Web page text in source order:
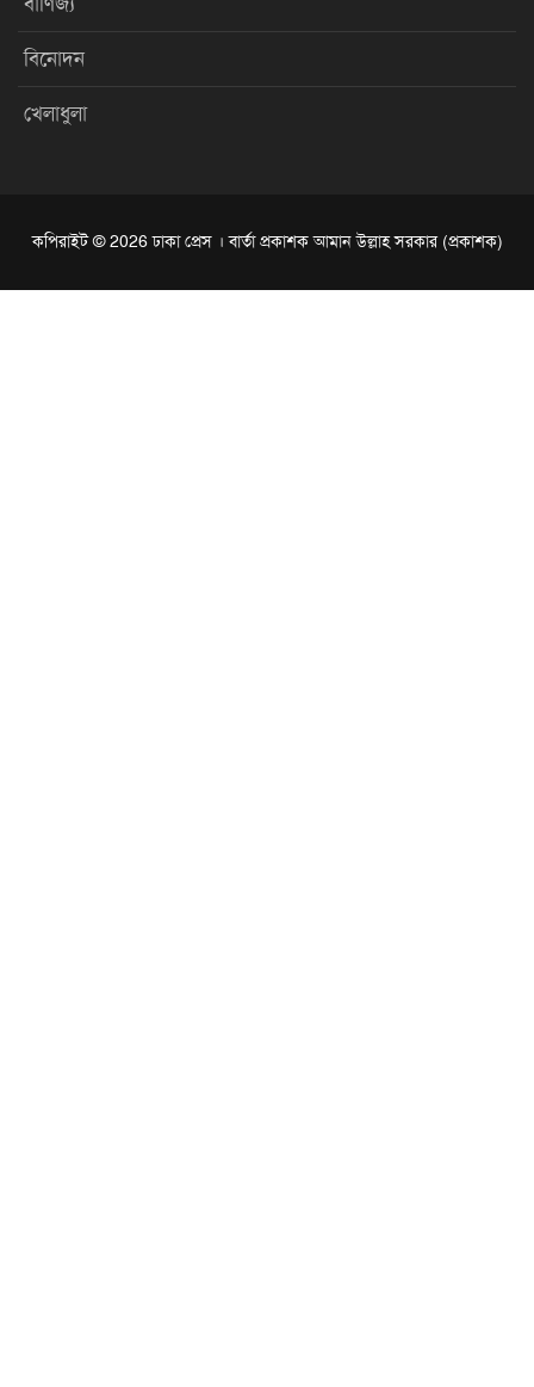
বিনোদন
খেলাধুলা
কপিরাইট © 2026 ঢাকা প্রেস । বার্তা প্রকাশক আমান উল্লাহ সরকার (প্রকাশক)